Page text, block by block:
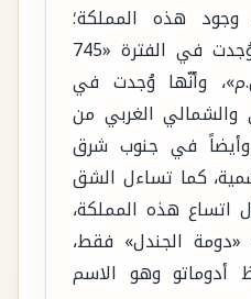
وجود هذه المملكة؛
فهناك من رأى أنّها وُجدت في الفترة «745
الميلاد- 727 ق.م»، وأنّها وُجدت في
والشمالي الغربي من
وأيضاً في جنوب شرق
كما تساءل الشق
اتساع هذه المملكة،
الجندل» فقط،
أدوماتو وهو الاسم